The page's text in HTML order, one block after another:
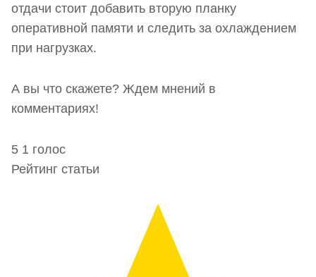
отдачи стоит добавить вторую планку
оперативной памяти и следить за охлаждением
при нагрузках.
А вы что скажете? Ждем мнений в
комментариях!
5 1 голос
Рейтинг статьи